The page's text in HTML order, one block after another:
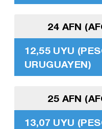
24 AFN
12,55 UYU
URUGUAYEN)
25 AFN
13,07 UYU